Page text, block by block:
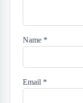
Name *
Email *